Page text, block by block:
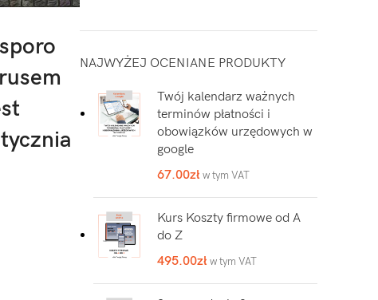
NAJWYŻEJ OCENIANE PRODUKTY
Twój kalendarz ważnych
terminów płatności i
obowiązków urzędowych w
google
67.00zł w tym VAT
Kurs Koszty firmowe od A
do Z
495.00zł w tym VAT